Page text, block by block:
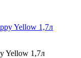
Yellow 1,7л